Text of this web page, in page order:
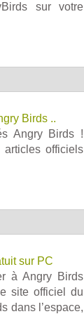
sur votre
Birds ..
Angry Birds !
officiels
sur PC
à Angry Birds
site officiel du
dans l’espace,